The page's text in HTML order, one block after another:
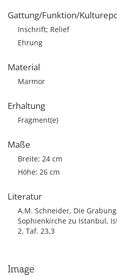
Gattung/Funktion/
Inschrift; Relief
Ehrung
Material
Marmor
Erhaltung
Fragment(e)
Maße
Breite: 24 cm
Höhe: 26 cm
Literatur
A.M. Schneider, Die
Sophienkirche zu Istanbul,
2, Taf. 23,3
Image